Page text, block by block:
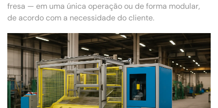
fresa — em uma única operação ou de forma modular,
de acordo com a necessidade do cliente.